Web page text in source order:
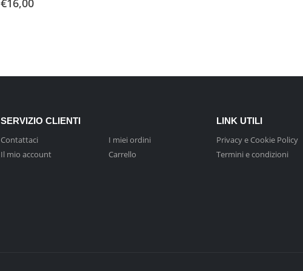
€16,00
SERVIZIO CLIENTI
Contattaci
Il mio account
I miei ordini
Carrello
LINK UTILI
Privacy e Cookie Policy
Termini e condizioni